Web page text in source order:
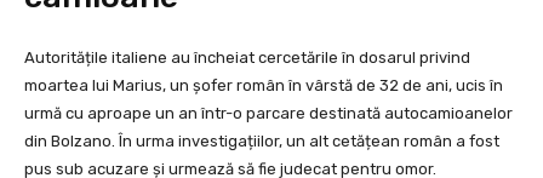
Autoritățile italiene au încheiat cercetările în dosarul privind
moartea lui Marius, un șofer român în vârstă de 32 de ani, ucis în
urmă cu aproape un an într-o parcare destinată autocamioanelor
din Bolzano. În urma investigațiilor, un alt cetățean român a fost
pus sub acuzare și urmează să fie judecat pentru omor.